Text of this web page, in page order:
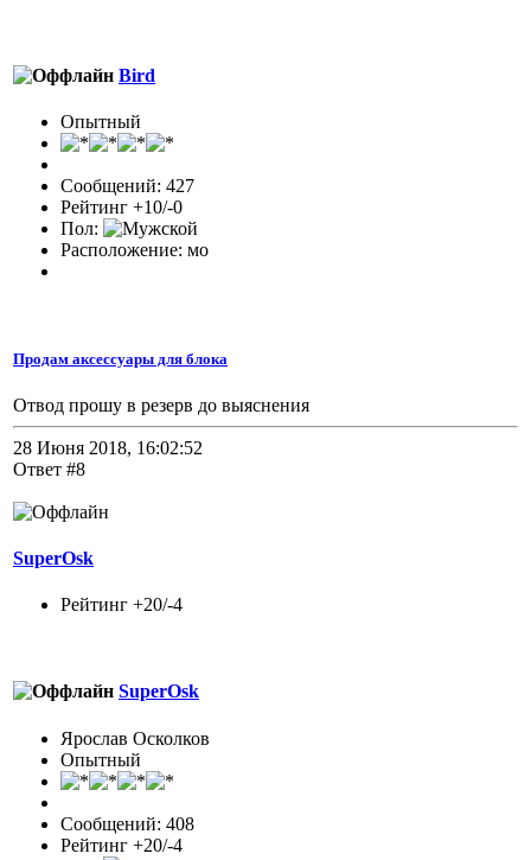
Bird
Опытный
Сообщений: 427
Рейтинг +10/-0
Пол:
Расположение: мо
Продам аксессуары для блока
Отвод прошу в резерв до выяснения
28 Июня 2018, 16:02:52
Ответ #8
SuperOsk
Рейтинг +20/-4
SuperOsk
Ярослав Осколков
Опытный
Сообщений: 408
Рейтинг +20/-4